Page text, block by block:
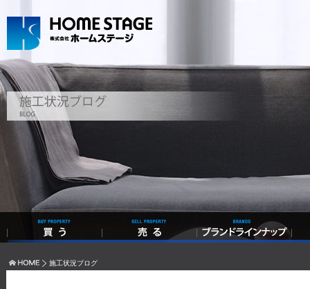
施工状況ブログ